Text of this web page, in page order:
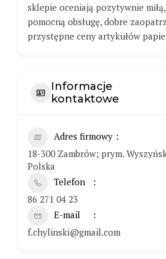
sklepie oceniają pozytywnie
pomocną obsługę, dobre
przystępne ceny artykułów
Informacje
kontaktowe
Adres firmowy
18-300 Zambrów; prym.
Polska
Telefon
86 271 04 23
E-mail
f.chylinski@gmail.com